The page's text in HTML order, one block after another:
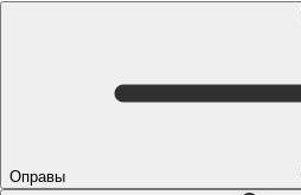
Оправы